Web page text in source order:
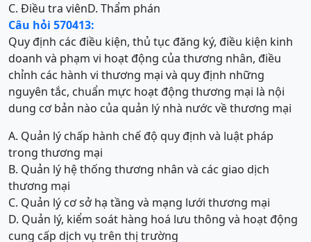
C. Điều tra viênD. Thẩm phán
Câu hỏi 570413:
Quy định các điều kiện, thủ tục đăng ký, điều kiện kinh
doanh và phạm vi hoạt động của thương nhân, điều
chỉnh các hành vi thương mại và quy định những
nguyên tắc, chuẩn mực hoạt động thương mại là nội
dung cơ bản nào của quản lý nhà nước về thương mại
A. Quản lý chấp hành chế độ quy định và luật pháp
trong thương mại
B. Quản lý hệ thống thương nhân và các giao dịch
thương mại
C. Quản lý cơ sở hạ tầng và mạng lưới thương mại
D. Quản lý, kiểm soát hàng hoá lưu thông và hoạt động
cung cấp dịch vụ trên thị trường